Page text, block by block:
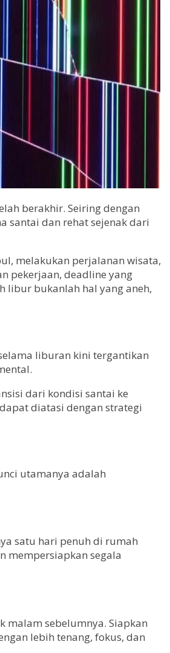
berakhir. Seiring dengan
santai dan rehat sejenak dari
melakukan perjalanan wisata,
pekerjaan, deadline yang
libur bukanlah hal yang aneh,
liburan kini tergantikan
dari kondisi santai ke
diatasi dengan strategi
utamanya adalah
satu hari penuh di rumah
mempersiapkan segala
malam sebelumnya. Siapkan
lebih tenang, fokus, dan